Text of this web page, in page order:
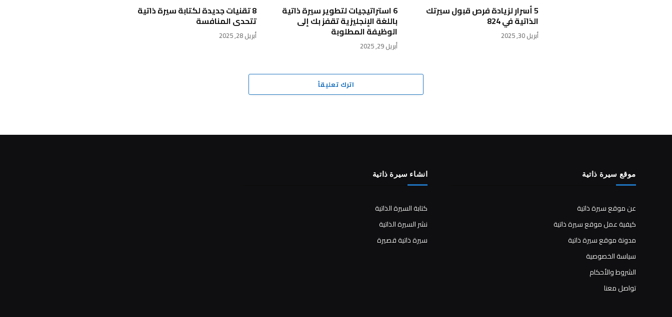
5 أسرار لزيادة فرص قبول سيرتك
الذاتية في 824
أبريل 30, 2025
6 استراتيجيات لتطوير سيرة ذاتية
باللغة الإنجليزية تقفز بك إلى
الوظيفة المطلوبة
أبريل 29, 2025
8 تقنيات جديدة لكتابة سيرة ذاتية
تتحدى المنافسة
أبريل 28, 2025
اترك تعليقاً
موقع سيرة ذاتية
عن موقع سيرة ذاتية
كيفية عمل موقع سيرة ذاتية
مدونة موقع سيرة ذاتية
سياسة الخصوصية
الشروط والأحكام
تواصل معنا
انشاء سيرة ذاتية
كتابة السيرة الذاتية
نشر السيرة الذاتية
سيرة ذاتية قصيرة